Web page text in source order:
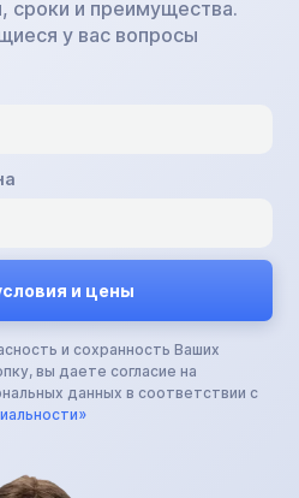
сроки и преимущества.
у вас вопросы
и сохранность Ваших
вы даете согласие на
данных в соответствии с